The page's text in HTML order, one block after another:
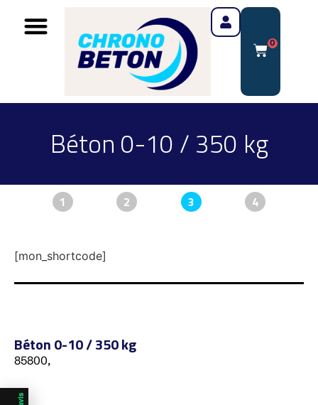
0
Béton 0-10 / 350 kg
1 2 3 4
[mon_shortcode]
Béton 0-10 / 350 kg
85800,